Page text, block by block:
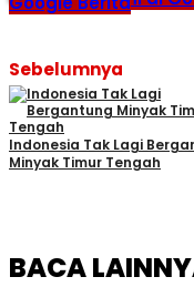
Sebelumnya
Indonesia Tak Lagi
Minyak Timur Tengah
BACA